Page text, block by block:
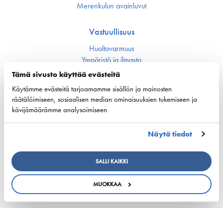
Tämä sivusto käyttää evästeitä
Käytämme evästeitä tarjoamamme sisällön ja mainosten
räätälöimiseen, sosiaalisen median ominaisuuksien tukemiseen ja
kävijämäärämme analysoimiseen
Näytä tiedot
SALLI KAIKKI
MUOKKAA
Merenkulun avainluvut
Vastuullisuus
Huoltovarmuus
Ympäristö ja ilmasto
Varustamot panostavat uuteen teknologiaan ja
ympäristöystävällisiin ratkaisuihin uusissa aluksissa
Turvallisuus
Työmarkkinat ja osaaminen
Koulutus ja osaaminen
Suomen Varustamoiden Yrityskylä
Merenkulun HarjoitteluMylly
Ship Happens: Tutustu merenkulkualan mahdollisuuksiin